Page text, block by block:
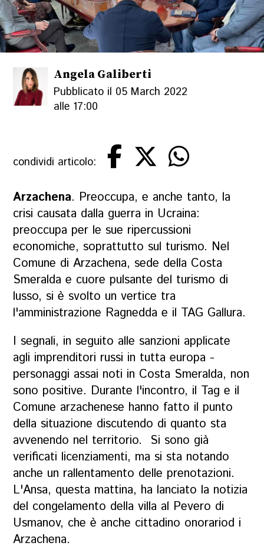
Angela Galiberti
Pubblicato il 05 March 2022
alle 17:00
condividi articolo:
Arzachena. Preoccupa, e anche tanto, la
crisi causata dalla guerra in Ucraina:
preoccupa per le sue ripercussioni
economiche, soprattutto sul turismo. Nel
Comune di Arzachena, sede della Costa
Smeralda e cuore pulsante del turismo di
lusso, si è svolto un vertice tra
l'amministrazione Ragnedda e il TAG Gallura.
I segnali, in seguito alle sanzioni applicate
agli imprenditori russi in tutta europa -
personaggi assai noti in Costa Smeralda, non
sono positive. Durante l'incontro, il Tag e il
Comune arzachenese hanno fatto il punto
della situazione discutendo di quanto sta
avvenendo nel territorio. Si sono già
verificati licenziamenti, ma si sta notando
anche un rallentamento delle prenotazioni.
L'Ansa, questa mattina, ha lanciato la notizia
del congelamento della villa al Pevero di
Usmanov, che è anche cittadino onorariod i
Arzachena.